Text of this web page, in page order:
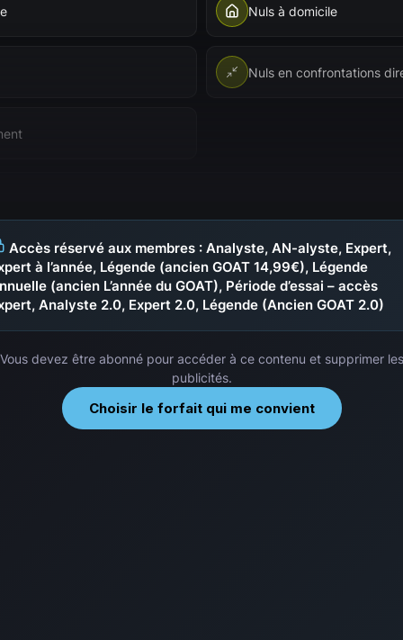
Nuls à domicile
Nuls en confrontations
Accès réservé aux membres : Analyste, AN-alyste, Expert,
à l’année, Légende (ancien GOAT 14,99€), Légende
(ancien L’année du GOAT), Période d’essai – accès
Analyste 2.0, Expert 2.0, Légende (Ancien GOAT 2.0)
Vous devez être abonné pour accéder à ce contenu et supprimer les
publicités.
Choisir le forfait qui me convient